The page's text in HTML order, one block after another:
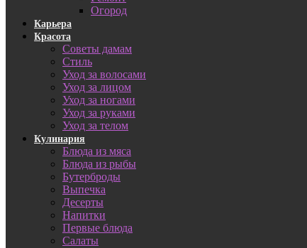
Огород
Карьера
Красота
Советы дамам
Стиль
Уход за волосами
Уход за лицом
Уход за ногами
Уход за руками
Уход за телом
Кулинария
Блюда из мяса
Блюда из рыбы
Бутерброды
Выпечка
Десерты
Напитки
Первые блюда
Салаты